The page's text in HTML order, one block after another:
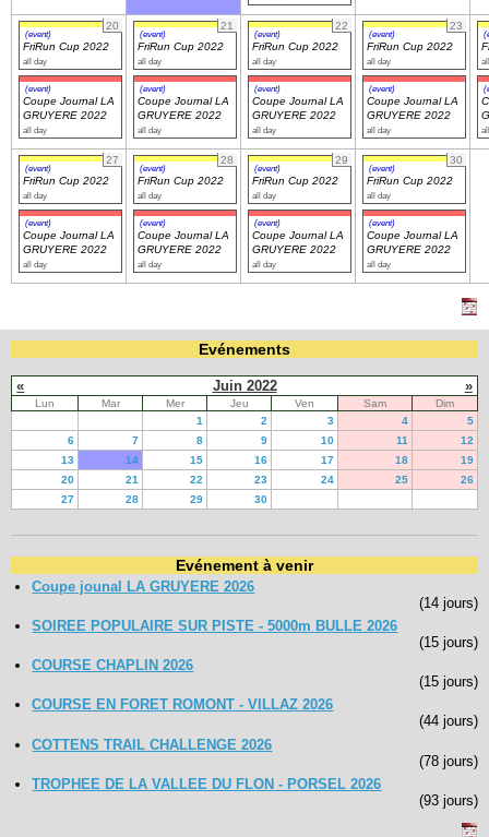
20
(event)
FriRun Cup 2022
all day
(event)
Coupe Journal LA
GRUYERE 2022
all day
21
(event)
FriRun Cup 2022
all day
(event)
Coupe Journal LA
GRUYERE 2022
all day
22
(event)
FriRun Cup 2022
all day
(event)
Coupe Journal LA
GRUYERE 2022
all day
23
(event)
FriRun Cup 2022
all day
(event)
Coupe Journal LA
GRUYERE 2022
all day
27
(event)
FriRun Cup 2022
all day
(event)
Coupe Journal LA
GRUYERE 2022
all day
28
(event)
FriRun Cup 2022
all day
(event)
Coupe Journal LA
GRUYERE 2022
all day
29
(event)
FriRun Cup 2022
all day
(event)
Coupe Journal LA
GRUYERE 2022
all day
30
(event)
FriRun Cup 2022
all day
(event)
Coupe Journal LA
GRUYERE 2022
all day
Evénements
« Juin 2022 »
Lun Mar Mer Jeu Ven Sam
Dim
1
2 3 4
5
6
7 8 9 10 11
12
13
14 15 16 17 18
19
20
21 22 23 24 25
26
27
28 29 30
Evénement à venir
Coupe jounal LA GRUYERE 2026
(14 jours)
SOIREE POPULAIRE SUR PISTE - 5000m BULLE 2026
(15 jours)
COURSE CHAPLIN 2026
(15 jours)
COURSE EN FORET ROMONT - VILLAZ 2026
(44 jours)
COTTENS TRAIL CHALLENGE 2026
(78 jours)
TROPHEE DE LA VALLEE DU FLON - PORSEL 2026
(93 jours)